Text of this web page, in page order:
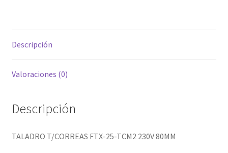
Descripción
Valoraciones (0)
Descripción
TALADRO T/CORREAS FTX-25-TCM2 230V 80MM